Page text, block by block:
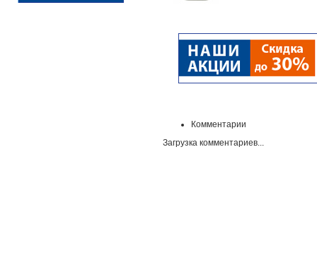
Комментарии
Загрузка комментариев...